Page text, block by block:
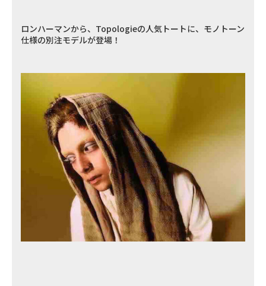
ロンハーマンから、Topologieの人気トートに、モノトーン
仕様の別注モデルが登場！